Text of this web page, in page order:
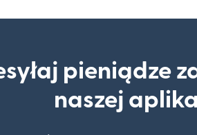
pieniądze
naszej